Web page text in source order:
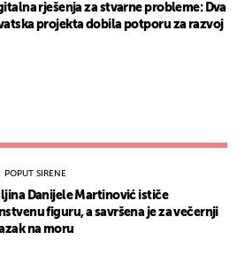
rješenja za stvarne probleme: Dva
projekta dobila potporu za razvoj
POPUT SIRENE
Danijele Martinović ističe
figuru, a savršena je za večernji
na moru